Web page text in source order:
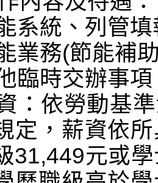
定，薪資依
31,449元或